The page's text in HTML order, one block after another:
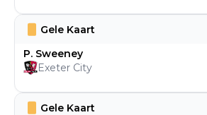
Gele Kaart
Gele Kaart
P. Sweeney
Exeter City